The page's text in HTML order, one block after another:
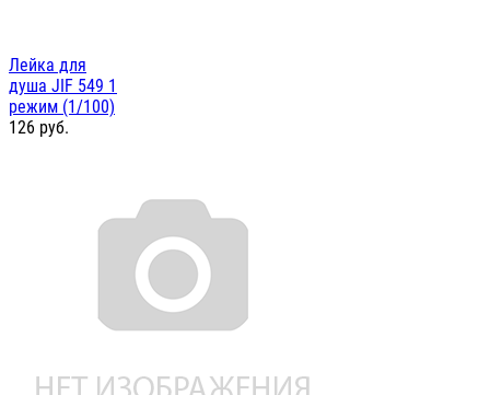
Лейка для
душа JIF 549 1
режим (1/100)
126 руб.